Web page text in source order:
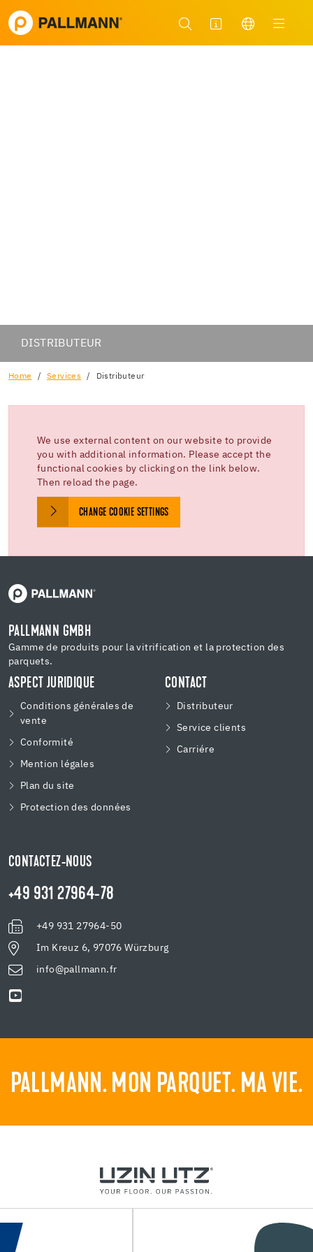
DISTRIBUTEUR
Home Services Distributeur
We use external content on our website to provide
you with additional information. Please accept the
functional cookies by clicking on the link below.
Then reload the page.
CHANGE COOKIE SETTINGS
PALLMANN GMBH
Gamme de produits pour la vitrification et la protection des
parquets.
ASPECT JURIDIQUE
Conditions générales de
vente
Conformité
Mention légales
Plan du site
Protection des données
CONTACT
Distributeur
Service clients
Carriére
CONTACTEZ-NOUS
+49 931 27964-78
+49 931 27964-50
Im Kreuz 6, 97076 Würzburg
info@pallmann.fr
PALLMANN. MON PARQUET. MA VIE.